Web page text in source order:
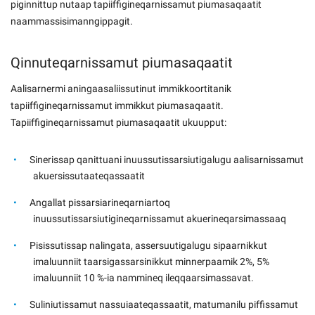
piginnittup nutaap tapiiffigineqarnissamut piumasaqaatit
naammassisimanngippagit.
Qinnuteqarnissamut piumasaqaatit
Aalisarnermi aningaasaliissutinut immikkoortitanik
tapiiffigineqarnissamut immikkut piumasaqaatit.
Tapiiffigineqarnissamut piumasaqaatit ukuupput:
Sinerissap qanittuani inuussutissarsiutigalugu aalisarnissamut
akuersissutaateqassaatit
Angallat pissarsiarineqarniartoq
inuussutissarsiutigineqarnissamut akuerineqarsimassaaq
Pisissutissap nalingata, assersuutigalugu sipaarnikkut
imaluunniit taarsigassarsinikkut minnerpaamik 2%, 5%
imaluunniit 10 %-ia nammineq ileqqaarsimassavat.
Suliniutissamut nassuiaateqassaatit, matumanilu piffissamut